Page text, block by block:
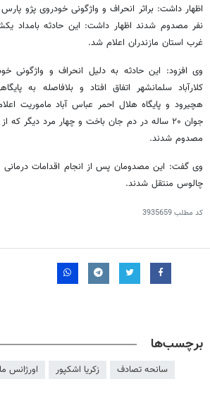
اظهار داشت: براثر انحراف و واژگونی خودروی پژو
نفر مصدوم شدند اظهار داشت: این حادثه بامداد
غرب استان مازندران اعلام شد.
وی افزود: این حادثه به دلیل انحراف و واژگونی
کلارآباد سلمانشهر اتفاق افتاد و بلافاصله به
هچیرود و پایگاه هلال احمر عباس آباد ماموریت
مصدوم شدند.
وی گفت: این مصدومان پس از انجام اقدامات درمانی
چالوس منتقل شدند.
کد مطلب3935659
برچسب‌ها
سانحه تصادف زکریا اشکپور اورژانس